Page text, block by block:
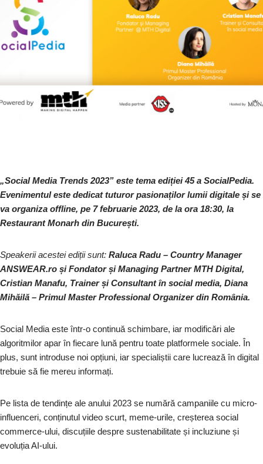
„Social Media Trends 2023” este tema ediției 45 a SocialPedia.
Evenimentul este dedicat tuturor pasionaților lumii digitale și se
va organiza offline, pe 7 februarie 2023, de la ora 18:30, la
Restaurant Monarh din București.
Speakerii acestei ediții sunt: Raluca Radu – Country Manager
ANSWEAR.ro și Fondator și Managing Partner MTH Digital,
Cristian Manafu, Trainer și Consultant în social media, Diana
Mihăilă – Primul Master Professional Organizer din România.
Social Media este într-o continuă schimbare, iar modificări ale
algoritmilor apar în fiecare lună pentru toate platformele sociale. În
plus, sunt introduse noi opțiuni, iar specialiștii care lucrează în digital
trebuie să fie mereu informați.
Pe lista de tendințe ale anului 2023 se numără campaniile cu micro-
influenceri, conținutul video scurt, meme-urile, creșterea social
commerce-ului, discuțiile despre sustenabilitate și incluziune și
evoluția AI-ului.